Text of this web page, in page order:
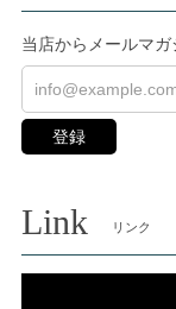
当店からメールマガ
登録
Link リンク